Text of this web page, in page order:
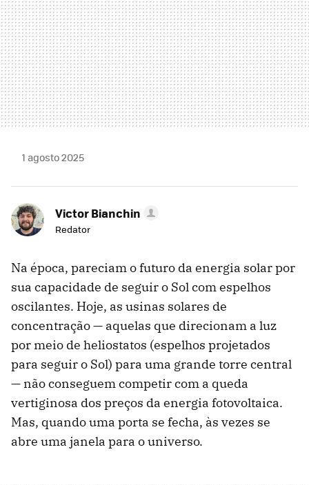
1 agosto 2025
Victor Bianchin
Redator
Na época, pareciam o futuro da energia solar por
sua capacidade de seguir o Sol com espelhos
oscilantes. Hoje, as usinas solares de
concentração — aquelas que direcionam a luz
por meio de heliostatos (espelhos projetados
para seguir o Sol) para uma grande torre central
— não conseguem competir com a queda
vertiginosa dos preços da energia fotovoltaica.
Mas, quando uma porta se fecha, às vezes se
abre uma janela para o universo.